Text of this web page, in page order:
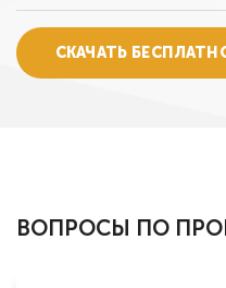
СКАЧАТЬ
ВОПРОСЫ ПО